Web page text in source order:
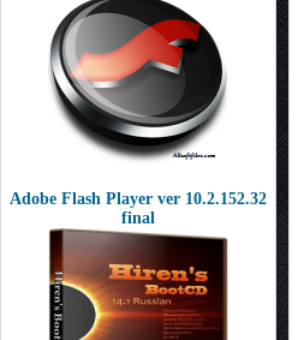
Adobe Flash Player ver 10.2.152.32
final